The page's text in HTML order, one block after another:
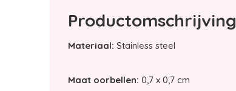
Productomschrijving
Materiaal: Stainless steel
Maat oorbellen: 0,7 x 0,7 cm